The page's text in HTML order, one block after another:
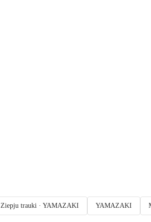
Ziepju trauki · YAMAZAKI YAMAZAKI